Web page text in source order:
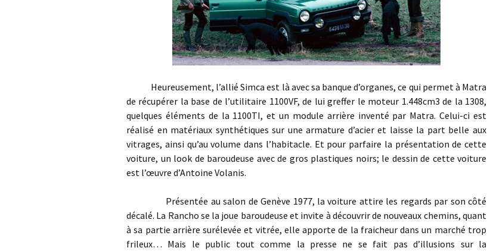
Heureusement, l’allié Simca est là avec sa banque d’organes, ce qui permet à Matra
de récupérer la base de l’utilitaire 1100VF, de lui greffer le moteur 1.448cm3 de la 1308,
quelques éléments de la 1100TI, et un module arrière inventé par Matra. Celui-ci est
réalisé en matériaux synthétiques sur une armature d’acier et laisse la part belle aux
vitrages, ainsi qu’au volume dans l’habitacle. Et pour parfaire la présentation de cette
voiture, un look de baroudeuse avec de gros plastiques noirs; le dessin de cette voiture
est l’œuvre d’Antoine Volanis.
Présentée au salon de Genève 1977, la voiture attire les regards par son côté
décalé. La Rancho se la joue baroudeuse et invite à découvrir de nouveaux chemins, quant
à sa partie arrière surélevée et vitrée, elle apporte de la fraicheur dans un marché trop
frileux… Mais le public tout comme la presse ne se fait pas d’illusions sur la